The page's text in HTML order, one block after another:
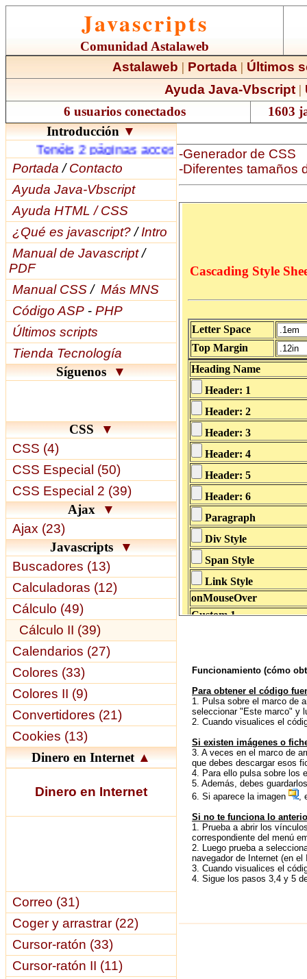
Javascripts
Comunidad Astalaweb
Astalaweb | Portada | Últimos
Ayuda Java-Vbscript |
6 usuarios conectados
1603
Introducción▼
Tenéis 2 páginas accesibles, la .COM:
Portada /Contacto
Ayuda Java-Vbscript
Ayuda HTML / CSS
¿Qué es javascript?/Intro
Manual de Javascript/
PDF
Manual CSS/ Más MNS
Código ASP - PHP
Últimos scripts
Tienda Tecnología
Síguenos▼
CSS▼
CSS (4)
CSS Especial (50)
CSS Especial 2 (39)
Ajax▼
Ajax (23)
Javascripts▼
Buscadores (13)
Calculadoras (12)
Cálculo (49)
Cálculo II (39)
Calendarios (27)
Colores (33)
Colores II (9)
Convertidores (21)
Cookies (13)
Dinero en Internet▲
Dinero en Internet
Correo (31)
Coger y arrastrar (22)
Cursor-ratón (33)
Cursor-ratón II (11)
-Generador de CSS
-Diferentes tamaños
Funcionamiento (cómo
Para obtener el código
1. Pulsa sobre el marco de
seleccionar "Este marco" y
2. Cuando visualices el
Si existen imágenes o
3. A veces en el marco de
que debes descargar esos
4. Para ello pulsa sobre los
5. Además, debes
6. Si aparece la imagen
,
Si no te funciona lo
1. Prueba a abrir los
correspondiente del menú
2. Luego prueba a
navegador de Internet (en
3. Cuando visualices el
4. Sigue los pasos 3,4 y 5